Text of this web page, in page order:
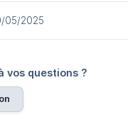
05/2025
vos questions ?